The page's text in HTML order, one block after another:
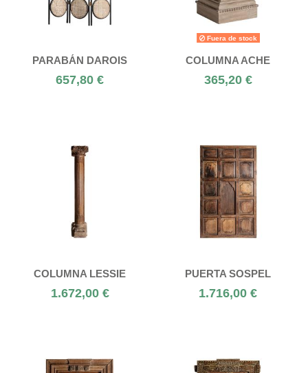
PARABÁN DAROIS
657,80 €
Fuera de stock
COLUMNA ACHE
365,20 €
COLUMNA LESSIE
1.672,00 €
PUERTA SOSPEL
1.716,00 €